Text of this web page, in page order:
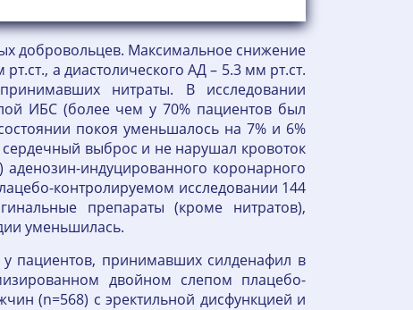
добровольцев. Максимальное снижение
а диастолического АД – 5.3 мм рт.ст.
нитраты. В исследовании
ИБС (более чем у 70% пациентов был
покоя уменьшалось на 7% и 6%
сердечный выброс и не нарушал кровоток
индуцированного коронарного
контролируемом исследовании 144
препараты (кроме нитратов),
уменьшилась.
пациентов, принимавших силденафил в
двойном слепом плацебо-
(n=568) с эректильной дисфункцией и